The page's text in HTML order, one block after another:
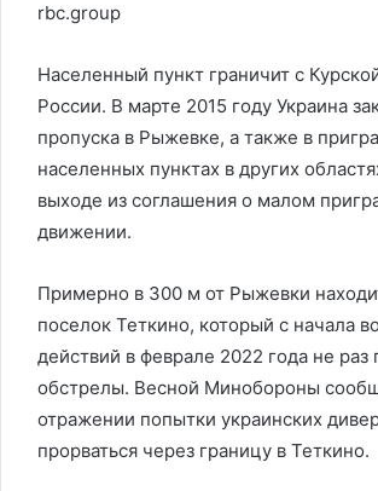
rbc.group
Населенный пункт граничит с
России. В марте 2015 году Украина
пропуска в Рыжевке, а также в
населенных пунктах в других
выходе из соглашения о малом
движении.
Примерно в 300 м от Рыжевки
поселок Теткино, который с начала
действий в феврале 2022 года не раз
обстрелы. Весной Минобороны
отражении попытки украинских
прорваться через границу в Теткино.